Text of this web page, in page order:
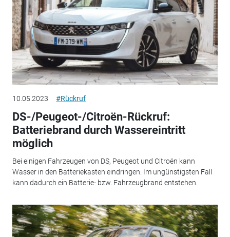
10.05.2023 #Rückruf
DS-/Peugeot-/Citroën-Rückruf:
Batteriebrand durch Wassereintritt
möglich
Bei einigen Fahrzeugen von DS, Peugeot und Citroën kann
Wasser in den Batteriekasten eindringen. Im ungünstigsten Fall
kann dadurch ein Batterie- bzw. Fahrzeugbrand entstehen.